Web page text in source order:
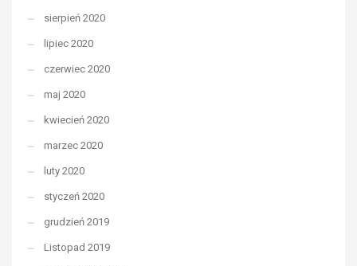
sierpień 2020
lipiec 2020
czerwiec 2020
maj 2020
kwiecień 2020
marzec 2020
luty 2020
styczeń 2020
grudzień 2019
Listopad 2019